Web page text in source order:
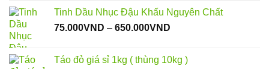
110.000VND
Tinh Dầu Nhục Đậu Khấu Nguyên Chất
75.000VND – 650.000VND
75.000VND
Táo đỏ giá sỉ 1kg ( thùng 10kg )